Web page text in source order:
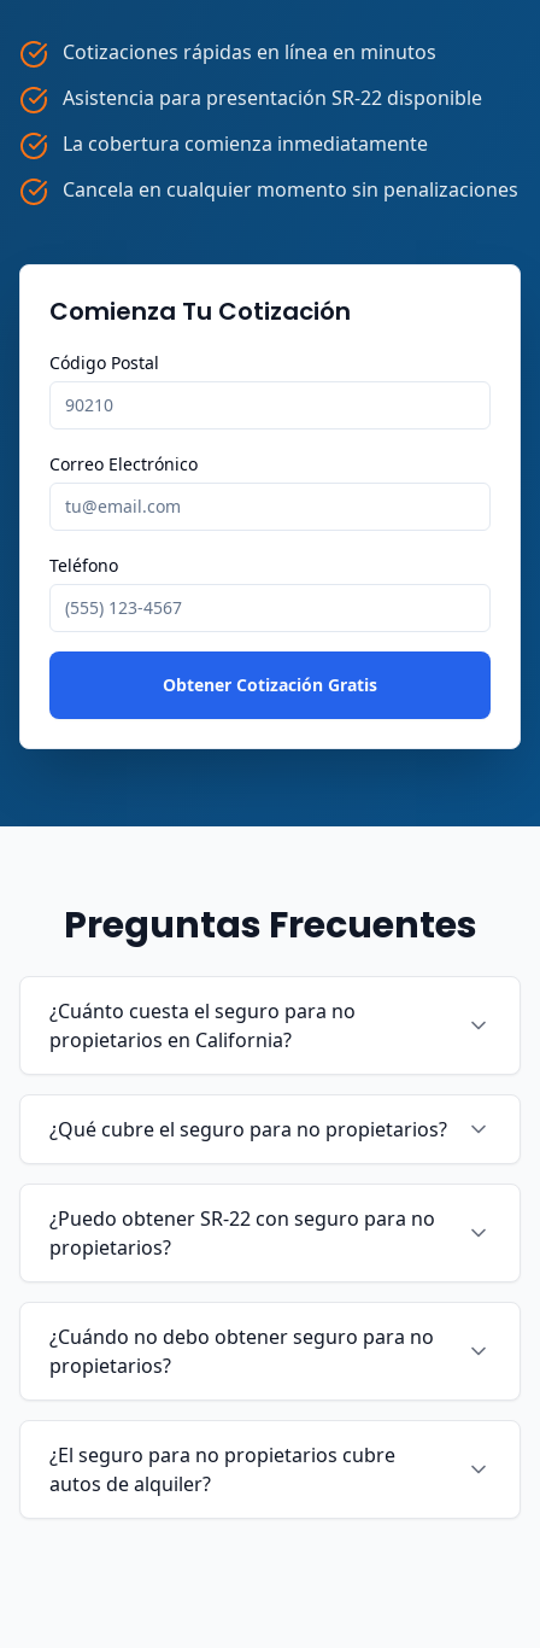
Cotizaciones rápidas en línea en minutos
Asistencia para presentación SR-22 disponible
La cobertura comienza inmediatamente
Cancela en cualquier momento sin penalizaciones
Comienza Tu Cotización
Código Postal
Correo Electrónico
Teléfono
Obtener Cotización Gratis
Preguntas Frecuentes
¿Cuánto cuesta el seguro para no
propietarios en California?
¿Qué cubre el seguro para no propietarios?
¿Puedo obtener SR-22 con seguro para no
propietarios?
¿Cuándo no debo obtener seguro para no
propietarios?
¿El seguro para no propietarios cubre
autos de alquiler?